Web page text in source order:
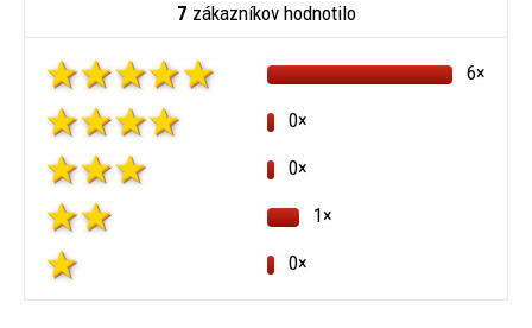
7 zákazníkov hodnotilo
6×
0×
0×
1×
0×